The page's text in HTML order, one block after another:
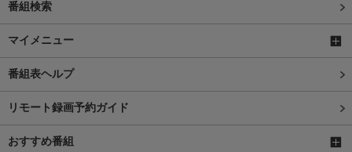
番組検索
マイメニュー
番組表ヘルプ
リモート録画予約ガイド
おすすめ番組